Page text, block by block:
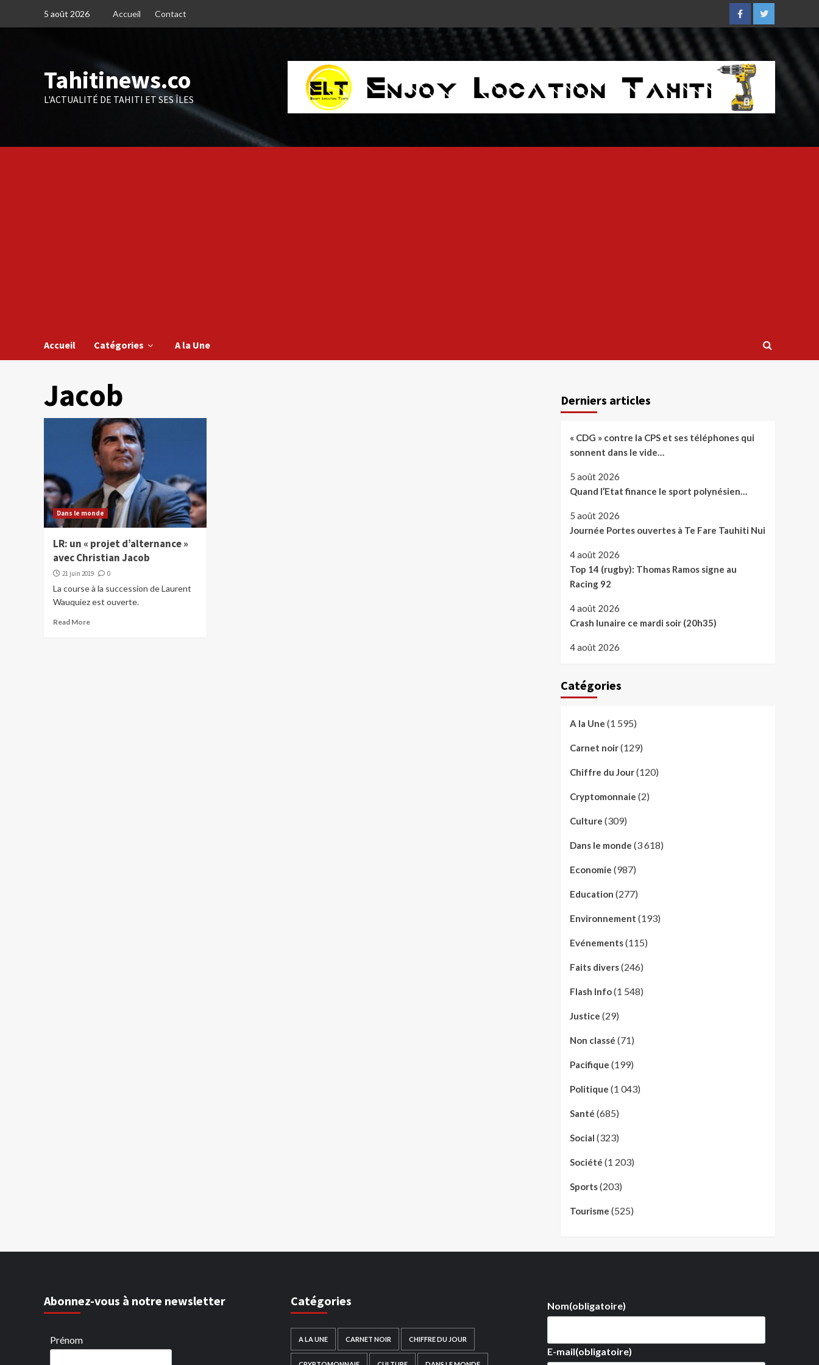
5 août 2026 Accueil Contact
FacebookTwitter
Tahitinews.co
L'ACTUALITÉ DE TAHITI ET SES ÎLES
Accueil Catégories A la Une
Jacob
Dans le monde
LR: un « projet d’alternance »
avec Christian Jacob
21 juin 2019 0
La course à la succession de Laurent
Wauquiez est ouverte.
Read More
Derniers articles
« CDG » contre la CPS et ses téléphones qui
sonnent dans le vide…
5 août 2026
Quand l’Etat finance le sport polynésien…
5 août 2026
Journée Portes ouvertes à Te Fare Tauhiti Nui
4 août 2026
Top 14 (rugby): Thomas Ramos signe au
Racing 92
4 août 2026
Crash lunaire ce mardi soir (20h35)
4 août 2026
Catégories
A la Une (1 595)
Carnet noir(129)
Chiffre du Jour(120)
Cryptomonnaie (2)
Culture (309)
Dans le monde (3 618)
Economie (987)
Education (277)
Environnement (193)
Evénements(115)
Faits divers(246)
Flash Info(1 548)
Justice (29)
Non classé (71)
Pacifique (199)
Politique (1 043)
Santé (685)
Social (323)
Société (1 203)
Sports(203)
Tourisme (525)
Abonnez-vous à notre newsletter
Prénom
Catégories
A LA UNE CARNET NOIR CHIFFRE DU JOUR
Nom(obligatoire)
E-mail(obligatoire)